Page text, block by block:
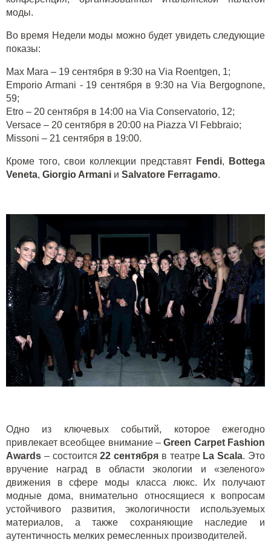
моды.
Во время Недели моды можно будет увидеть следующие
показы:
Max Mara – 19 сентября в 9:30 на Via Roentgen, 1;
Emporio Armani - 19сентября в 9:30 на Via Bergognone,
59;
Etro – 20 сентября в 14:00 на Via Conservatorio, 12;
Versace – 20 сентября в 20:00 на Piazza VI Febbraio;
Missoni – 21 сентября в 19:00.
Кроме того, свои коллекции представят Fendi,
Bottega
Veneta, Giorgio Armani и Salvatore Ferragamo.
Одно из ключевых событий, которое ежегодно
привлекает всеобщее внимание –Green Carpet Fashion
Awards – состоится22 сентября в театре La Scala. Это
вручение наград в области экологии и «зеленого»
движения в сфере моды класса люкс. Их получают
модные дома, внимательно относящиеся к вопросам
устойчивого развития, экологичности используемых
материалов, а также сохраняющие наследие и
аутентичность мелких ремесленных производителей.